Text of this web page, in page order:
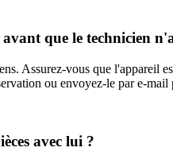
que le technicien
Assurez-vous que l'appareil
ou envoyez-le par e-
avec lui ?